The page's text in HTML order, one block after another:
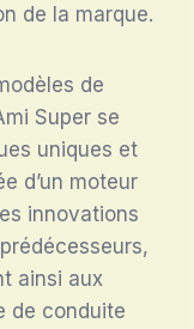
de la marque.
de
Super se
uniques et
d’un moteur
innovations
ainsi aux
de conduite